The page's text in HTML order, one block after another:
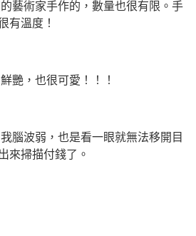
藝術家手作的，數量也很有限。手
有溫度！
艷，也很可愛！！！
腦波弱，也是看一眼就無法移開目
來掃描付錢了。